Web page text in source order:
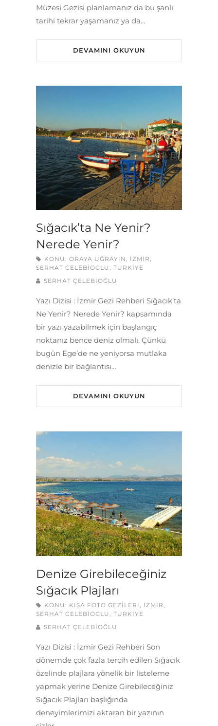
Müzesi Gezisi planlamanız da bu şanlı
tarihi tekrar yaşamanız ya da…
DEVAMINI OKUYUN
Sığacık’ta Ne Yenir?
Nerede Yenir?
KONU: ORAYA UĞRAYIN, İZMIR,
SERHAT CELEBIOGLU, TÜRKIYE
SERHAT ÇELEBİOĞLU
Yazı Dizisi : İzmir Gezi Rehberi Sığacık’ta
Ne Yenir? Nerede Yenir? kapsamında
bir yazı yazabilmek için başlangıç
noktanız bence deniz olmalı. Çünkü
bugün Ege’de ne yeniyorsa mutlaka
denizle bir bağlantısı…
DEVAMINI OKUYUN
Denize Girebileceğiniz
Sığacık Plajları
KONU: KISA FOTO GEZILERI İZMIR
SERHAT CELEBIOGLU
TÜRKIYE
SERHAT ÇELEBİOĞLU
Yazı Dizisi : İzmir Gezi Rehberi Son
dönemde çok fazla tercih edilen Sığacık
özelinde plajlara yönelik bir listeleme
yapmak yerine Denize Girebileceğiniz
Sığacık Plajları başlığında
deneyimlerimizi aktaran bir yazının